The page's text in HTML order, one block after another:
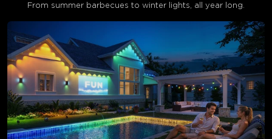
From summer barbecues to winter lights, all year long.